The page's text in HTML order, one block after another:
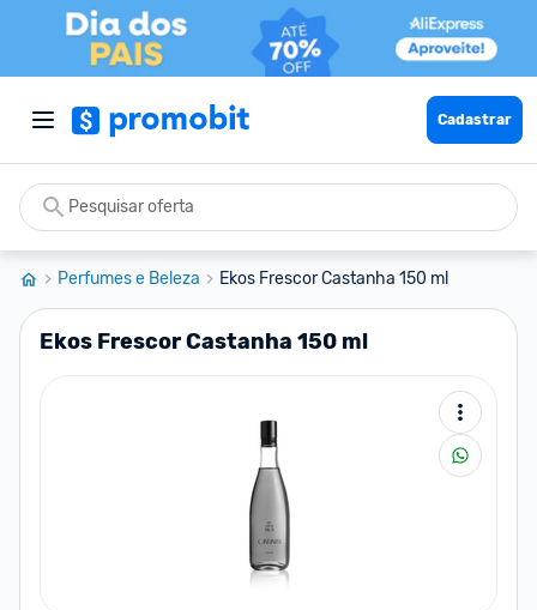
Cadastrar
Perfumes e Beleza Ekos Frescor Castanha 150 ml
Ekos Frescor Castanha 150 ml